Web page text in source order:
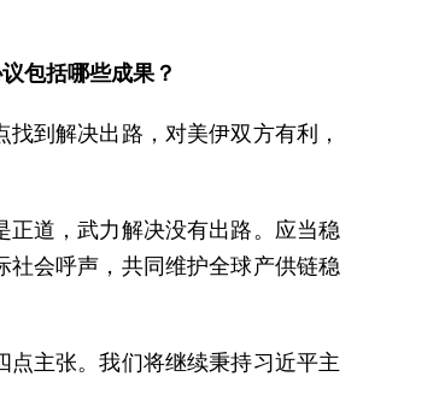
包括哪些成果？
到解决出路，对美伊双方有利，
道，武力解决没有出路。应当稳
会呼声，共同维护全球产供链稳
主张。我们将继续秉持习近平主